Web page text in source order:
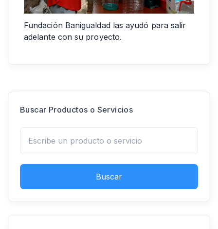
Fundación Banigualdad las ayudó para salir
adelante con su proyecto.
Buscar Productos o Servicios
Buscar